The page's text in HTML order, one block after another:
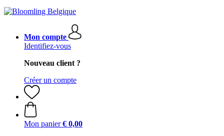
Mon compte
Identifiez-vous
Nouveau client ?
Créer un compte
Mon panier € 0,00